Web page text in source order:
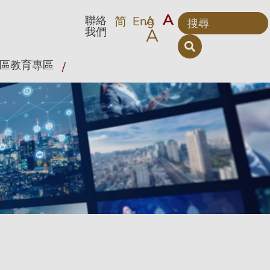
聯絡
我們
简 Eng
A A
A
教育專區